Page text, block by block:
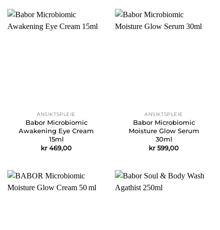
ANSIKTSPLEIE
Babor Microbiomic
Awakening Eye Cream
15ml
kr469,00
ANSIKTSPLEIE
Babor Microbiomic
Moisture Glow Serum
30ml
kr599,00